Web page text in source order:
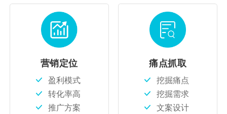
营销定位
盈利模式
转化率高
推广方案
痛点抓取
挖掘痛点
挖掘需求
文案设计